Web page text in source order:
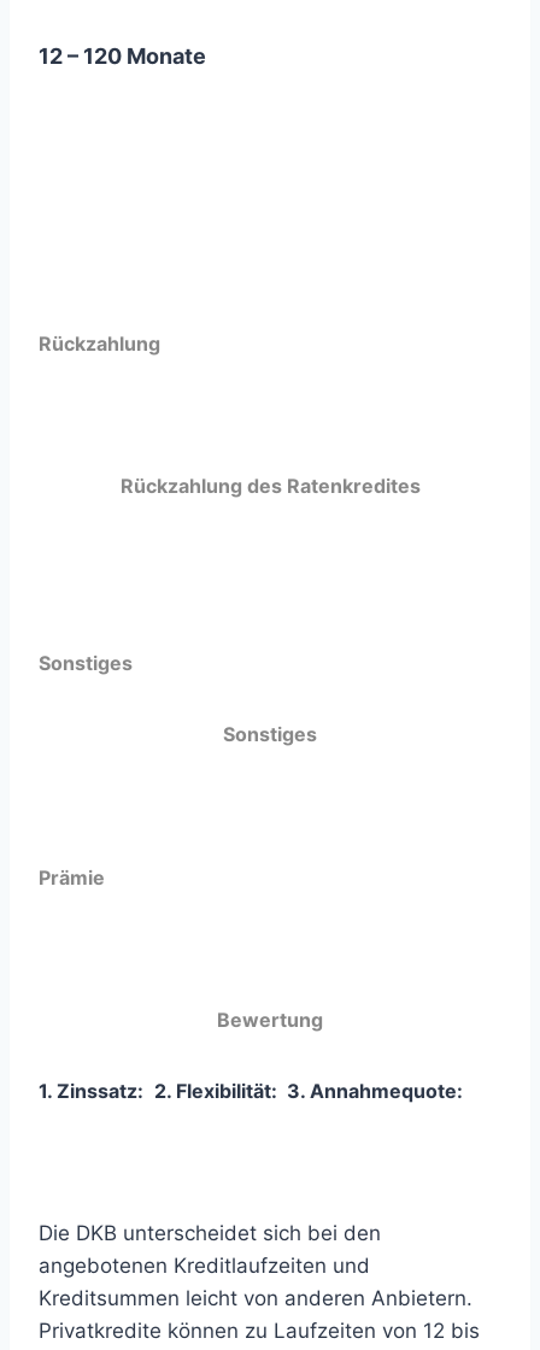
12 – 120 Monate
Rückzahlung
Rückzahlung des Ratenkredites
Sonstiges
Sonstiges
Prämie
Bewertung
1. Zinssatz: 2. Flexibilität: 3. Annahmequote:
Die DKB unterscheidet sich bei den
angebotenen Kreditlaufzeiten und
Kreditsummen leicht von anderen Anbietern.
Privatkredite können zu Laufzeiten von 12 bis